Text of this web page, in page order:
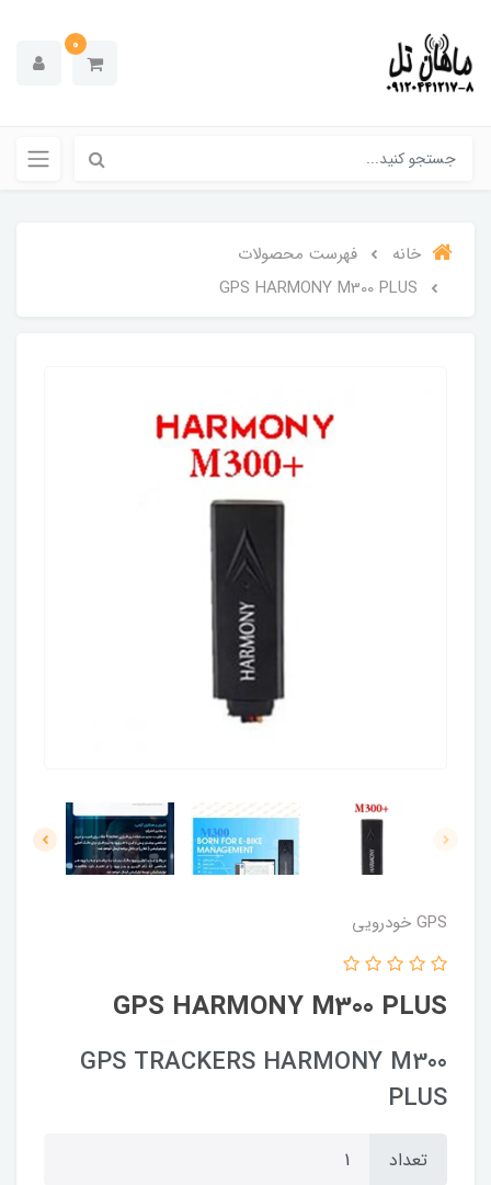
0
خانه
فهرست محصولات
GPS HARMONY M300 PLUS
GPS خودرویی
GPS HARMONY M300 PLUS
GPS TRACKERS HARMONY M300
PLUS
تعداد